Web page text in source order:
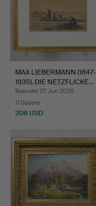
MAX LIEBERMANN (1847-
1935). DIE NETZFLICKE…
Beendet 27. Jun 2026
11 Gebote
208 USD